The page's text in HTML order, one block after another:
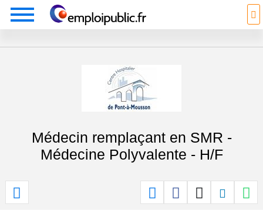
Médecin remplaçant en SMR -
Médecine Polyvalente - H/F